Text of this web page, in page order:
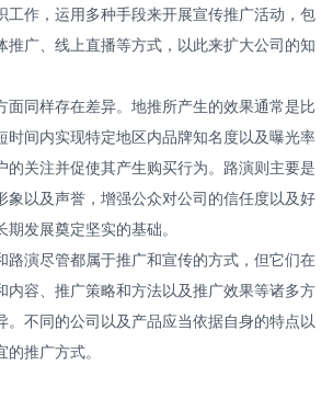
工作，运用多种手段来开展宣传推广活动，包
推广、线上直播等方式，以此来扩大公司的知
面同样存在差异。地推所产生的效果通常是比
时间内实现特定地区内品牌知名度以及曝光率
的关注并促使其产生购买行为。路演则主要是
象以及声誉，增强公众对公司的信任度以及好
发展奠定坚实的基础。
路演尽管都属于推广和宣传的方式，但它们在
内容、推广策略和方法以及推广效果等诸多方
。不同的公司以及产品应当依据自身的特点以
推广方式。